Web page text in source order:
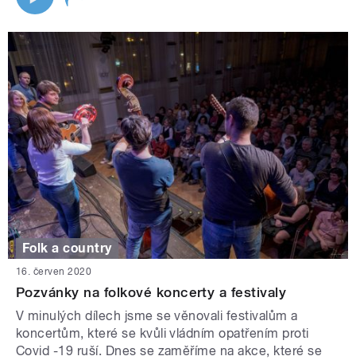
Folk a country
16. červen 2020
Pozvánky na folkové koncerty a festivaly
V minulých dílech jsme se věnovali festivalům a
koncertům, které se kvůli vládním opatřením proti
Covid -19 ruší. Dnes se zaměříme na akce, které se